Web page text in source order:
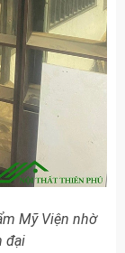
Mỹ Viện nhờ
đại